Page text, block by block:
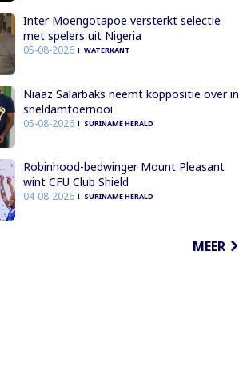
Inter Moengotapoe versterkt selectie
met spelers uit Nigeria
05-08-2026 WATERKANT
Niaaz Salarbaks neemt koppositie over in
sneldamtoernooi
05-08-2026 SURINAME HERALD
Robinhood-bedwinger Mount Pleasant
wint CFU Club Shield
04-08-2026 SURINAME HERALD
MEER